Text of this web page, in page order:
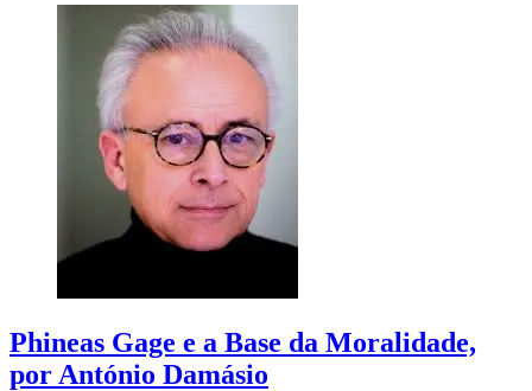
Phineas Gage e a Base da Moralidade,
por António Damásio